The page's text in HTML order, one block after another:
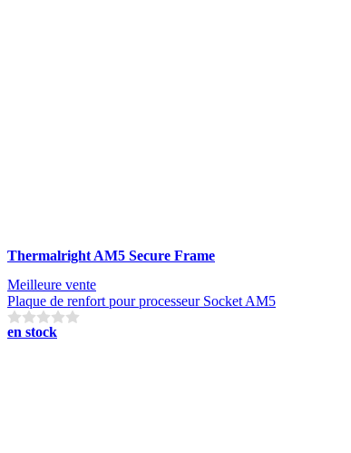
Thermalright AM5 Secure Frame
Meilleure vente
Plaque de renfort pour processeur Socket AM5
en stock